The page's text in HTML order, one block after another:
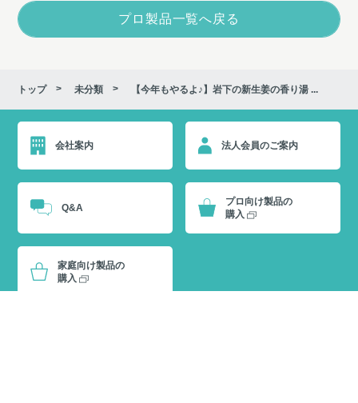
プロ製品一覧へ戻る
トップ 未分類 【今年もやるよ♪】岩下の新生姜の香り湯 ...
会社案内 法人会員のご案内
Q&A
プロ向け製品の
購入
家庭向け製品の
購入